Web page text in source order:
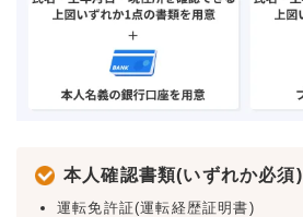
本人確認書類(いずれか必須)
運転免許証(運転経歴証明書)